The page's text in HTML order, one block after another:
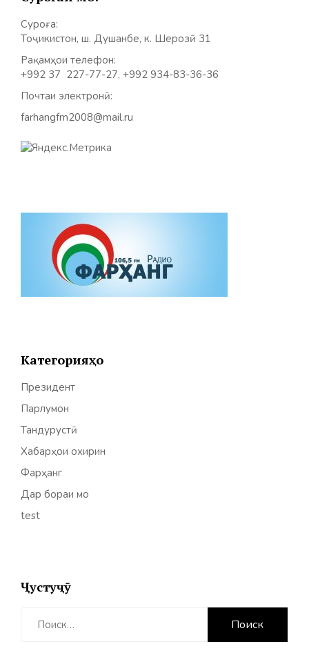
Суроға:
Тоҷикистон, ш. Душанбе, к. Шерозӣ 31
Рақамҳои телефон:
+992 37 227-77-27, +992 934-83-36-36
Почтаи электронӣ:
farhangfm2008@mail.ru
Категорияҳо
Президент
Парлумон
Тандурустӣ
Хабарҳои охирин
Фарҳанг
Дар бораи мо
test
Ҷустуҷӯ